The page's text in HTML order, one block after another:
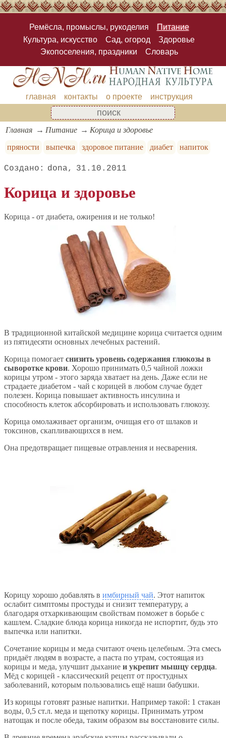
Ремёсла, промыслы, рукоделия
Питание
Культура, искусство
Сад, огород
Здоровье
Экопоселения, праздники
Словарь
главная контакты о проекте инструкция
Главная Питание
Корица и здоровье
пряности
выпечка здоровое питание диабет напиток
dona 31.10.2011
Корица и здоровье
Корица - от диабета, ожирения и не только!
В традиционной китайской медицине корица считается одним
из пятидесяти основных лечебных растений.
Корица помогает снизить уровень содержания глюкозы в
сыворотке крови. Хорошо принимать 0,5 чайной ложки
корицы утром - этого заряда хватает на день. Даже если не
страдаете диабетом - чай с корицей в любом случае будет
полезен. Корица повышает активность инсулина и
способность клеток абсорбировать и использовать глюкозу.
Корица омолаживает организм, очищая его от шлаков и
токсинов, скапливающихся в нем.
Она предотвращает пищевые отравления и несварения.
Корицу хорошо добавлять в имбирный чай. Этот напиток
ослабит симптомы простуды и снизит температуру, а
благодаря отхаркивающим свойствам поможет в борьбе с
кашлем. Сладкие блюда корица никогда не испортит, будь это
выпечка или напитки.
Сочетание корицы и меда считают очень целебным. Эта смесь
придаёт людям в возрасте, а паста по утрам, состоящая из
корицы и меда, улучшит дыхание и укрепит мышцу сердца.
Мёд с корицей - классический рецепт от простудных
заболеваний, которым пользовались ещё наши бабушки.
Из корицы готовят разные напитки. Например такой: 1 стакан
воды, 0,5 ст.л. меда и щепотку корицы. Принимать утром
натощак и после обеда, таким образом вы восстановите силы.